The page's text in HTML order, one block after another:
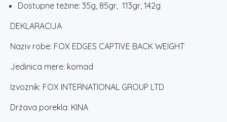
Dostupne težine: 35g, 85gr, 113gr, 142g
DEKLARACIJA
Naziv robe: FOX EDGES CAPTIVE BACK WEIGHT
Jedinica mere: komad
Izvoznik: FOX INTERNATIONAL GROUP LTD
Država porekla: KINA